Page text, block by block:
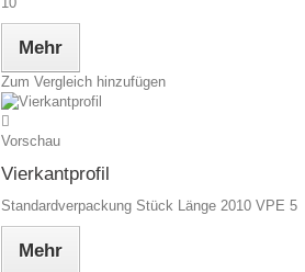
Mehr
Zum Vergleich hinzufügen
Vorschau
Vierkantprofil
Standardverpackung Stück Länge 2010 VPE 5
Mehr